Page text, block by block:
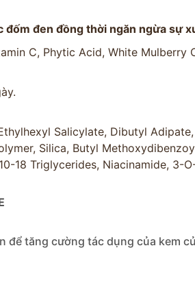
đen đồng thời ngăn ngừa sự
C, Phytic Acid, White Mulberry
Salicylate, Dibutyl
Silica, Butyl
18 Triglycerides, Niacinamide, 3-
tăng cường tác dụng của kem